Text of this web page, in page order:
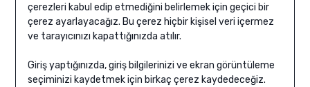
çerezleri kabul edip etmediğini belirlemek için geçici bir
çerez ayarlayacağız. Bu çerez hiçbir kişisel veri içermez
ve tarayıcınızı kapattığınızda atılır.
Giriş yaptığınızda, giriş bilgilerinizi ve ekran görüntüleme
seçiminizi kaydetmek için birkaç çerez kaydedeceğiz.